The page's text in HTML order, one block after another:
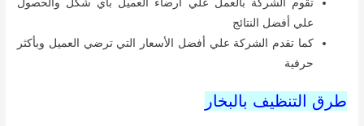
تقوم الشركة بالعمل علي أرضاء العميل بأي شكل والحصول
علي أفضل النتائج
كما تقدم الشركة علي أفضل الأسعار التي ترضي العميل وبأكثر
حرفية
طرق التنظيف بالبخار